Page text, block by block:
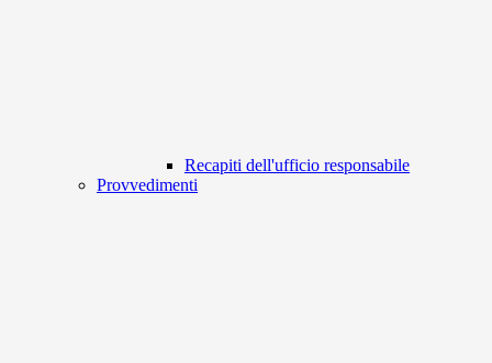
Recapiti dell'ufficio responsabile
Provvedimenti